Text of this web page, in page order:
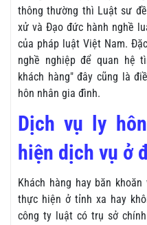
thông thường thì Luật sư
xử và Đạo đức hành nghề
của pháp luật Việt Nam.
nghề nghiệp để quan hệ
khách hàng" đây cũng là
hôn nhân gia đình.
Dịch vụ ly
hiện dịch vụ ở
Khách hàng hay băn khoăn
thực hiện ở tỉnh xa hay
công ty luật có trụ sở